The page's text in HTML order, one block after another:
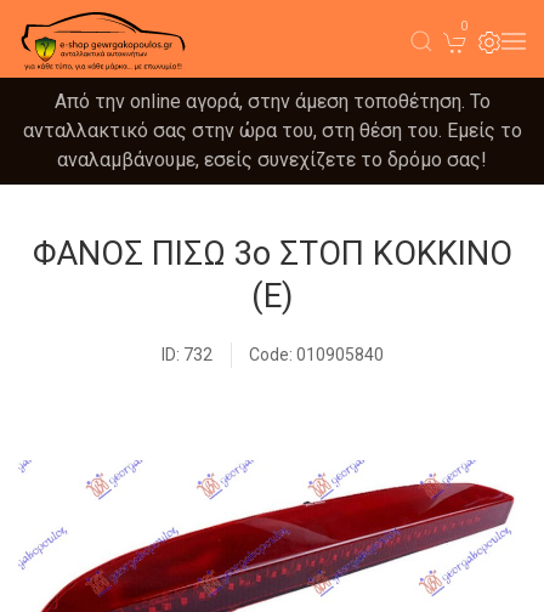
0
Από την online αγορά, στην άμεση τοποθέτηση. Το
ανταλλακτικό σας στην ώρα του, στη θέση του. Εμείς το
αναλαμβάνουμε, εσείς συνεχίζετε το δρόμο σας!
ΦΑΝΟΣ ΠΙΣΩ 3ο ΣΤΟΠ ΚΟΚΚΙΝΟ
(Ε)
ID: 732 Code: 010905840